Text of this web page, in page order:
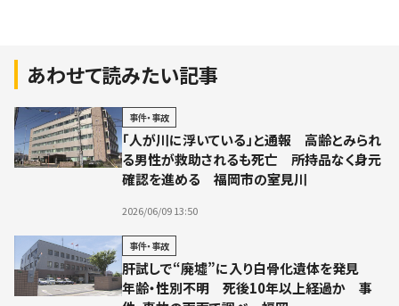
あわせて読みたい記事
事件・事故
「人が川に浮いている」と通報 高齢とみられ
る男性が救助されるも死亡 所持品なく身元
確認を進める 福岡市の室見川
2026/06/09 13:50
事件・事故
肝試しで“廃墟”に入り白骨化遺体を発見
年齢・性別不明 死後10年以上経過か 事